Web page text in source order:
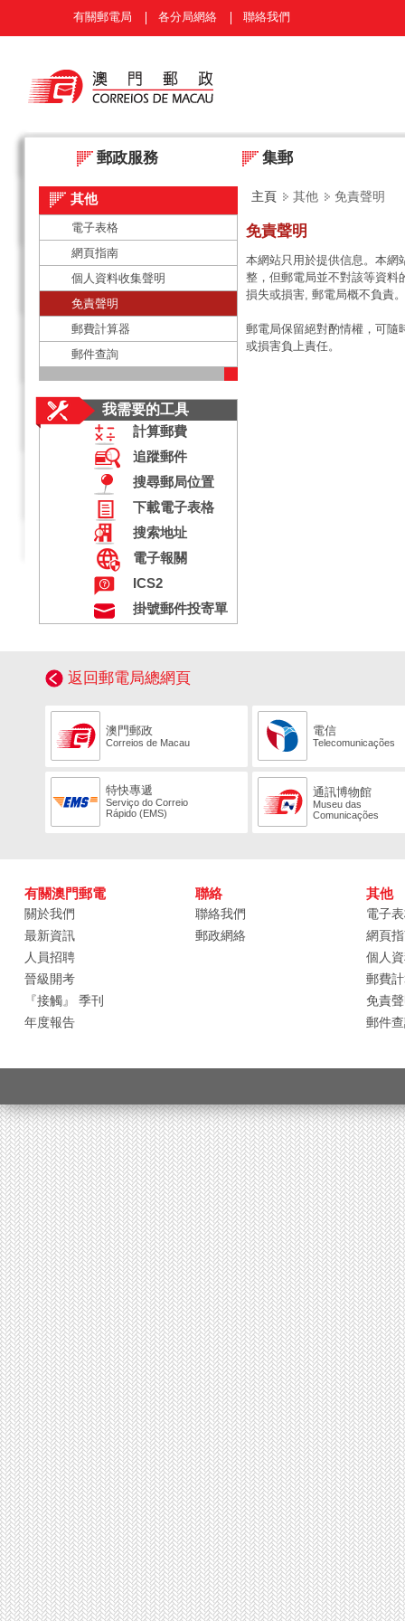
有關郵電局 各分局網絡 聯絡我們
郵政服務 集郵
其他
電子表格
網頁指南
個人資料收集聲明
免責聲明
郵費計算器
郵件查詢
我需要的工具
計算郵費
追蹤郵件
搜尋郵局位置
下載電子表格
搜索地址
電子報關
ICS2
掛號郵件投寄單
主頁 其他 免責聲明
免責聲明
本網站只用於提供信息。本網
整，但郵電局並不對該等資料
損失或損害, 郵電局概不負責
郵電局保留絕對酌情權，可隨
或損害負上責任。
返回郵電局總網頁
澳門郵政
Correios de Macau
電信
Telecomunicações
特快專遞
Serviço do Correio
Rápido (EMS)
通訊博物館
Museu das
Comunicações
有關澳門郵電
關於我們
最新資訊
人員招聘
晉級開考
『接觸』 季刊
年度報告
聯絡
聯絡我們
郵政網絡
其他
電子
網頁
個人
郵費
免責
郵件